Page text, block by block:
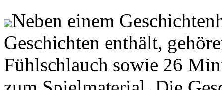
Neben einem
Geschichten enthält,
Fühlschlauch sowie 26